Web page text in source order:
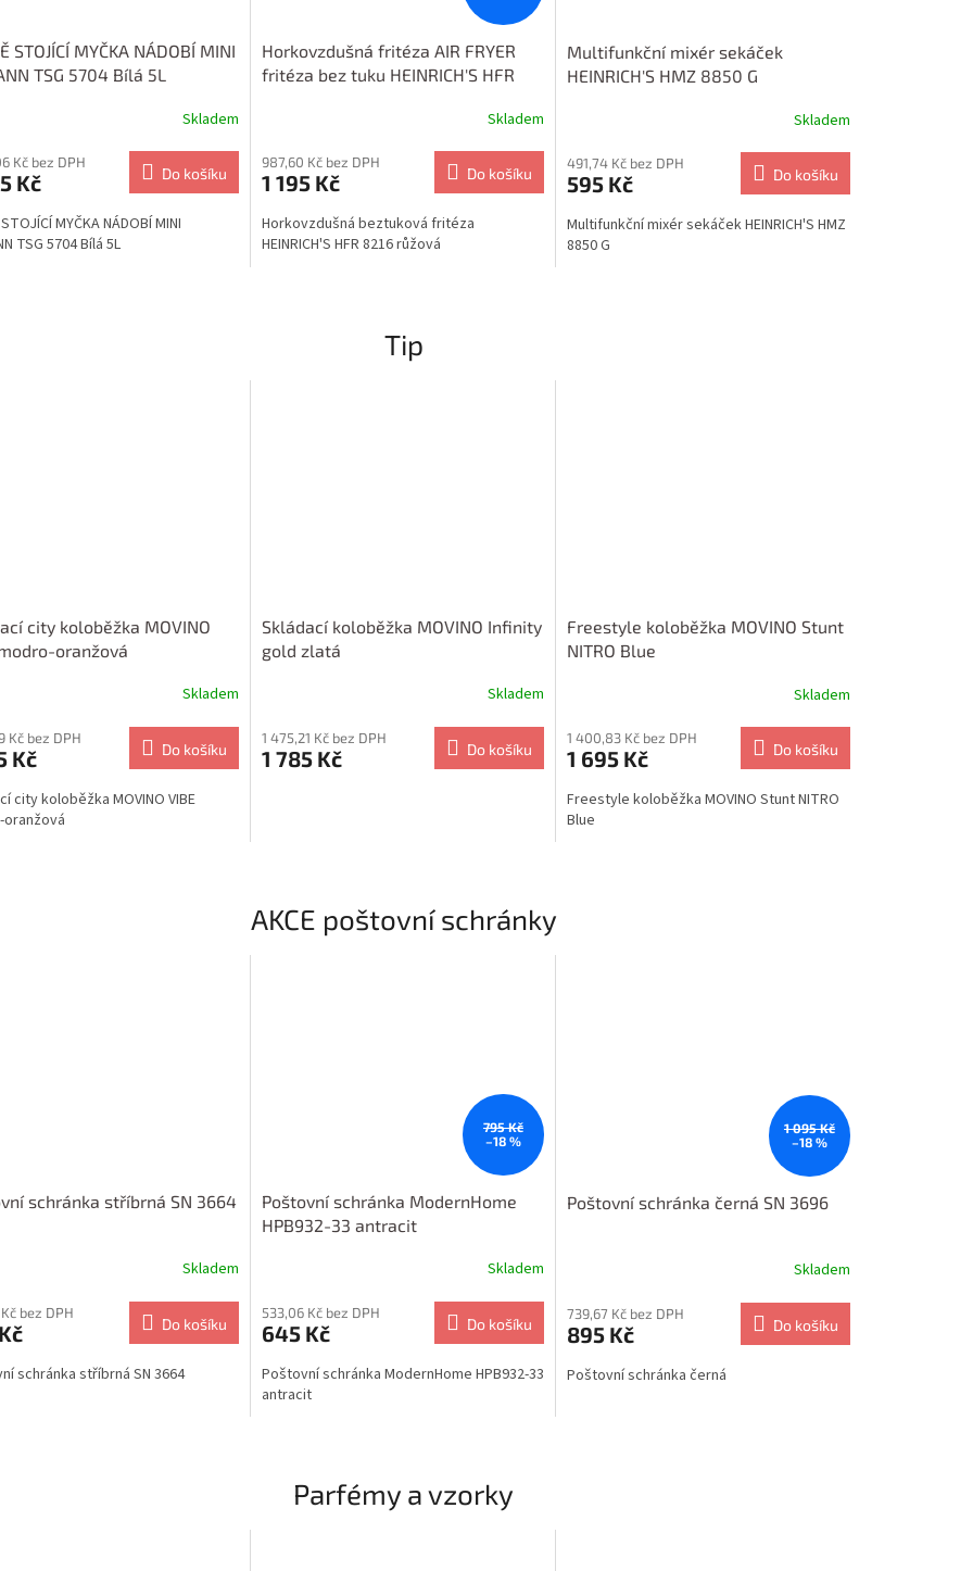
STOJÍCÍ MYČKA NÁDOBÍ MINI
TSG 5704 Bílá 5L
Skladem
Kč bez DPH
Kč Do košíku
MYČKA NÁDOBÍ MINI
TSG 5704 Bílá 5L
Horkovzdušná fritéza AIR FRYER
fritéza bez tuku HEINRICH'S HFR
Skladem
987,60 Kč bez DPH
1 195 Kč Do košíku
Horkovzdušná beztuková fritéza
HEINRICH'S HFR 8216 růžová
Multifunkční mixér sekáček
HEINRICH'S HMZ 8850 G
Skladem
491,74 Kč bez DPH
595 Kč Do košíku
Multifunkční mixér sekáček HEINRICH'S HMZ
8850 G
Tip
city koloběžka MOVINO
oranžová
Skladem
Kč bez DPH
Kč Do košíku
city koloběžka MOVINO VIBE
Skládací koloběžka MOVINO Infinity
gold zlatá
Skladem
1 475,21 Kč bez DPH
1 785 Kč Do košíku
Freestyle koloběžka MOVINO Stunt
NITRO Blue
Skladem
1 400,83 Kč bez DPH
1 695 Kč Do košíku
Freestyle koloběžka MOVINO Stunt NITRO
Blue
AKCE poštovní schránky
schránka stříbrná SN 3664
Skladem
bez DPH
Do košíku
schránka stříbrná SN 3664
795 Kč
–18 %
Poštovní schránka ModernHome
HPB932-33 antracit
Skladem
533,06 Kč bez DPH
645 Kč Do košíku
Poštovní schránka ModernHome HPB932-33
antracit
1 095 Kč
–18 %
Poštovní schránka černá SN 3696
Skladem
739,67 Kč bez DPH
895 Kč Do košíku
Poštovní schránka černá
Parfémy a vzorky